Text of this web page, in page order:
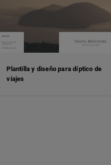
Plantilla y diseño para díptico de
viajes